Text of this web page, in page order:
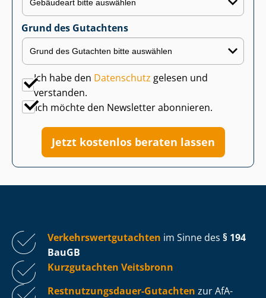
Grund des Gutachtens
Ich habe den Datenschutz gelesen und
verstanden.
Ich möchte den Newsletter abonnieren.
Jetzt kostenlos beraten lassen
Ver­kehrs­wert­gut­ach­ten im Sinne des § 194
BauGB
Kurzgutachten Veitsbronn
Rest­nut­zungs­dau­er-Gutachten zur AfA-